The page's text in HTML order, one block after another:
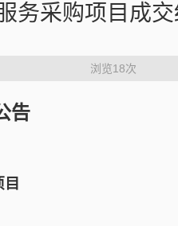
务采购项目成
浏览18次
告